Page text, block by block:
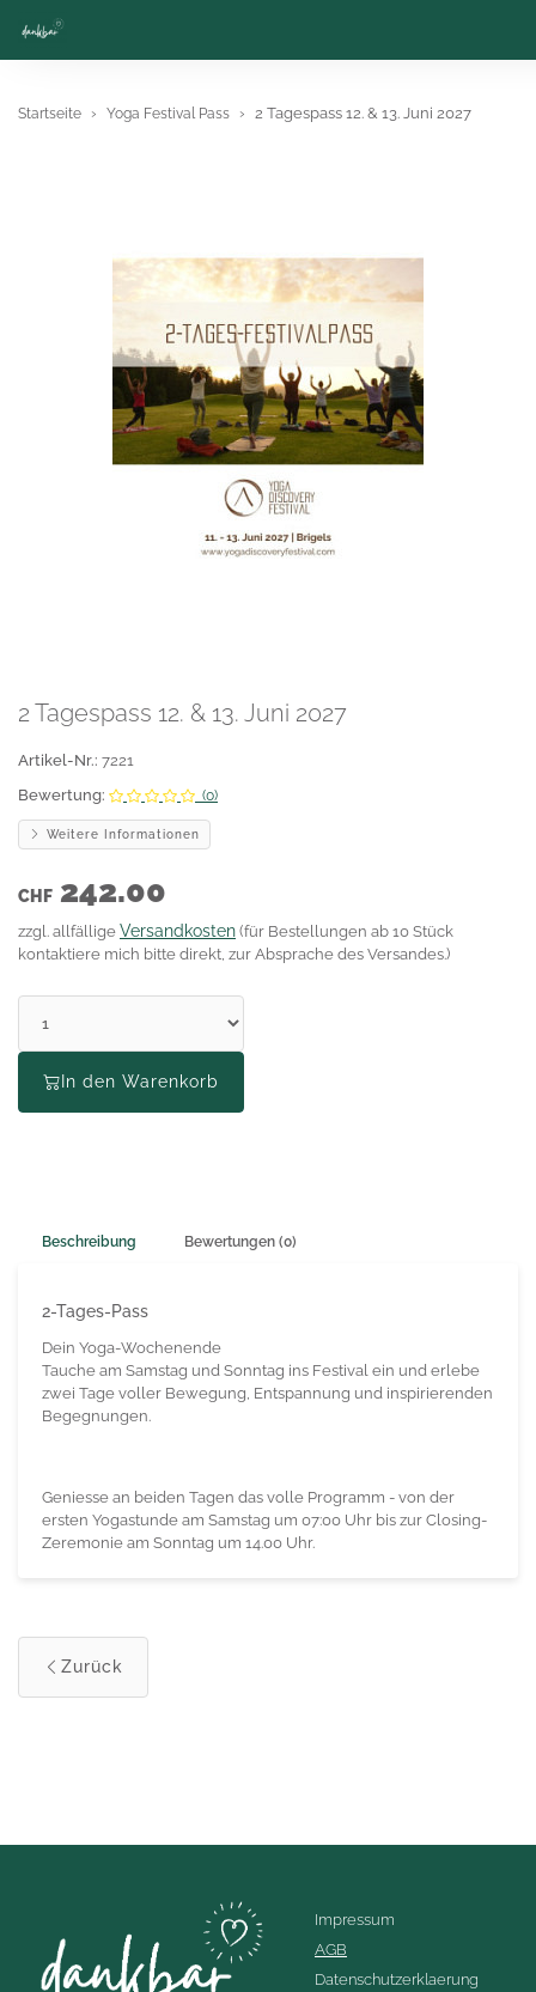
Startseite Yoga Festival Pass 2 Tagespass 12. & 13. Juni 2027
2 Tagespass 12. & 13. Juni 2027
Artikel-Nr.: 7221
Bewertung:
(0)
Weitere Informationen
CHF 242.00
zzgl. allfällige Versandkosten (für Bestellungen ab 10 Stück
kontaktiere mich bitte direkt, zur Absprache des Versandes.)
In den Warenkorb
Beschreibung Bewertungen (0)
2-Tages-Pass
Dein Yoga-Wochenende
Tauche am Samstag und Sonntag ins Festival ein und erlebe
zwei Tage voller Bewegung, Entspannung und inspirierenden
Begegnungen.
Geniesse an beiden Tagen das volle Programm - von der
ersten Yogastunde am Samstag um 07:00 Uhr bis zur Closing-
Zeremonie am Sonntag um 14.00 Uhr.
Zurück
Impressum
AGB
Datenschutzerklaerung